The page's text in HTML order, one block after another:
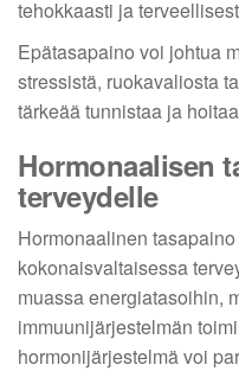
tehokkaasti ja
Epätasapaino voi johtua
stressistä, ruokavaliosta
tärkeää tunnistaa ja
Hormonaalisen
terveydelle
Hormonaalinen
kokonaisvaltaisessa
muassa energiatasoihin,
immuunijärjestelmän
hormonijärjestelmä voi